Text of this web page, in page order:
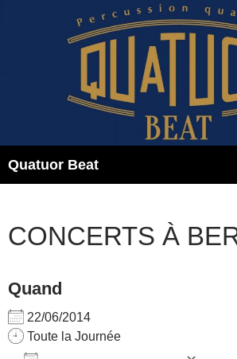
Quatuor Beat
CONCERTS À
Quand
22/06/2014
Toute la Journée